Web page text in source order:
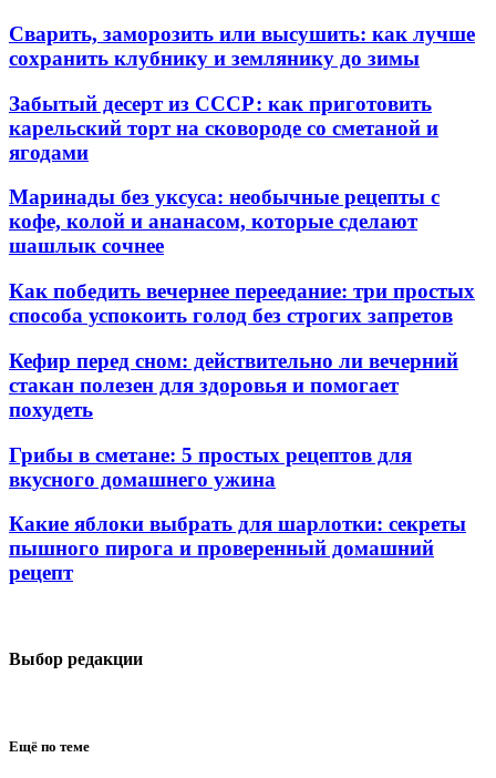
Сварить, заморозить или высушить: как лучше
сохранить клубнику и землянику до зимы
Забытый десерт из СССР: как приготовить
карельский торт на сковороде со сметаной и
ягодами
Маринады без уксуса: необычные рецепты с
кофе, колой и ананасом, которые сделают
шашлык сочнее
Как победить вечернее переедание: три простых
способа успокоить голод без строгих запретов
Кефир перед сном: действительно ли вечерний
стакан полезен для здоровья и помогает
похудеть
Грибы в сметане: 5 простых рецептов для
вкусного домашнего ужина
Какие яблоки выбрать для шарлотки: секреты
пышного пирога и проверенный домашний
рецепт
Выбор редакции
Ещё по теме